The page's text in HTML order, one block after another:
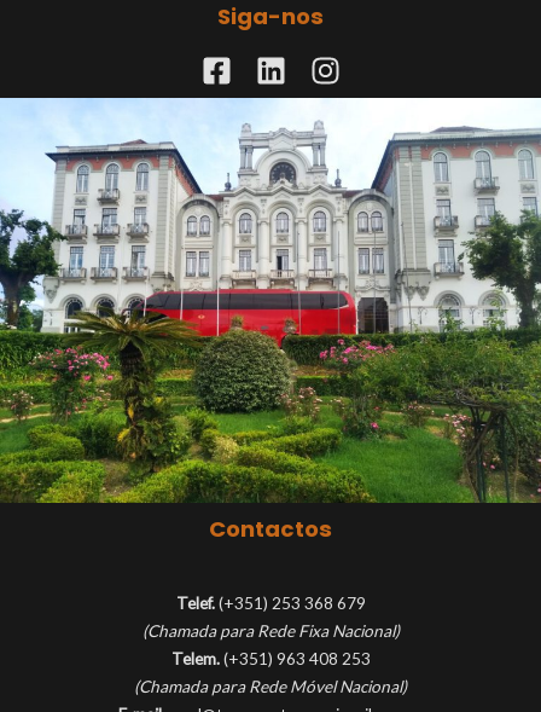
Siga-nos
Contactos
Telef.(+351) 253 368 679
(Chamada para Rede Fixa Nacional)
Telem.(+351) 963 408 253
(Chamada para Rede Móvel Nacional)